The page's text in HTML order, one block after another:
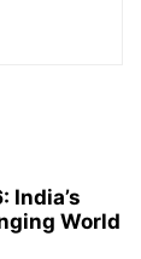
India’s
World